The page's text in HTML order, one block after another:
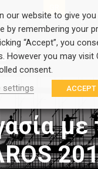
με
our website to give
by remembering your
“Accept”, you
However you may visit
consent.
settings
ACCEPT